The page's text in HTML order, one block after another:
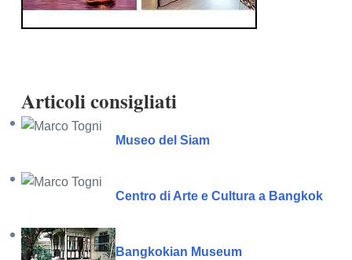
Articoli consigliati
Museo del Siam
Centro di Arte e Cultura a Bangkok
Bangkokian Museum